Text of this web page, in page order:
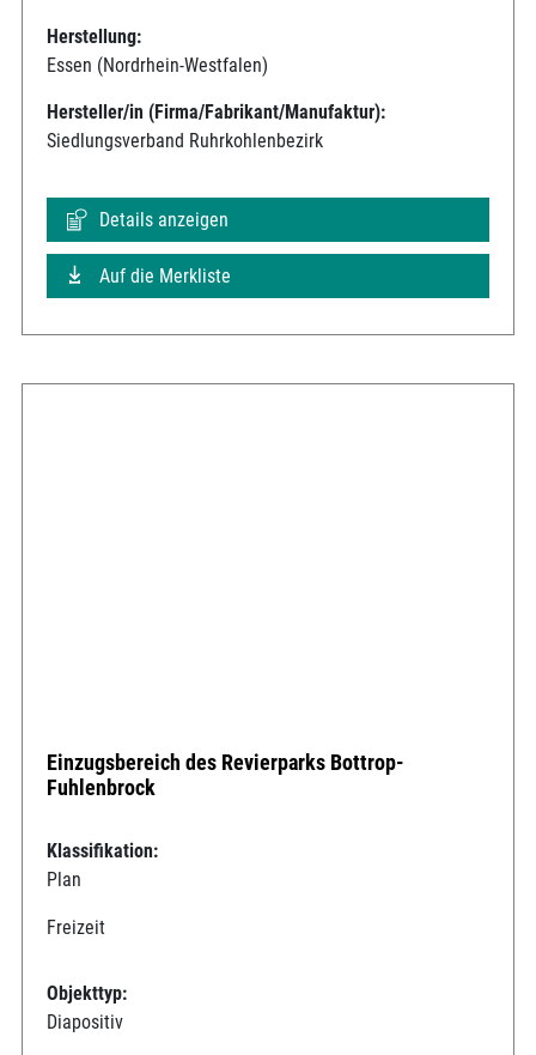
Herstellung:
Essen (Nordrhein-Westfalen)
Hersteller/in (Firma/Fabrikant/Manufaktur):
Siedlungsverband Ruhrkohlenbezirk
Details anzeigen
Auf die Merkliste
Einzugsbereich des Revierparks Bottrop-
Fuhlenbrock
Klassifikation:
Plan
Freizeit
Objekttyp:
Diapositiv